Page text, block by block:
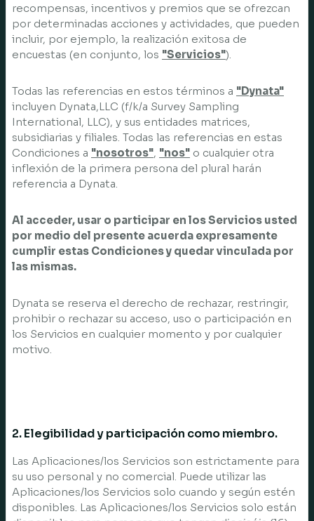
recompensas, incentivos y premios que se ofrezcan
por determinadas acciones y actividades, que pueden
incluir, por ejemplo, la realización exitosa de
encuestas (en conjunto, los "Servicios").
Todas las referencias en estos términos a "Dynata"
incluyen Dynata,LLC (f/k/a Survey Sampling
International, LLC), y sus entidades matrices,
subsidiarias y filiales. Todas las referencias en estas
Condiciones a "nosotros", "nos" o cualquier otra
inflexión de la primera persona del plural harán
referencia a Dynata.
Al acceder, usar o participar en los Servicios usted
por medio del presente acuerda expresamente
cumplir estas Condiciones y quedar vinculada por
las mismas.
Dynata se reserva el derecho de rechazar, restringir,
prohibir o rechazar su acceso, uso o participación en
los Servicios en cualquier momento y por cualquier
motivo.
2. Elegibilidad y participación como miembro.
Las Aplicaciones/los Servicios son estrictamente para
su uso personal y no comercial. Puede utilizar las
Aplicaciones/los Servicios solo cuando y según estén
disponibles. Las Aplicaciones/los Servicios solo están